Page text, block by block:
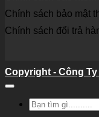
Chính sách bảo mật
Chính sách đổi trả
Copyright - Công Ty
Tìm
kiếm: